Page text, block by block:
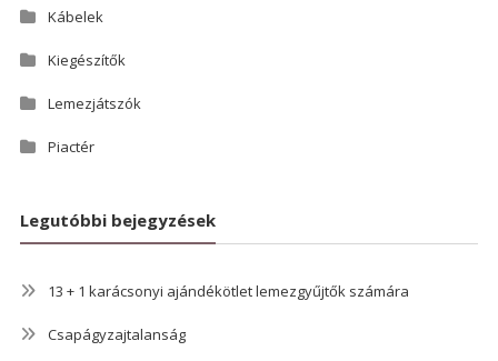
Kábelek
Kiegészítők
Lemezjátszók
Piactér
Legutóbbi bejegyzések
13 + 1 karácsonyi ajándékötlet lemezgyűjtők számára
Csapágyzajtalanság